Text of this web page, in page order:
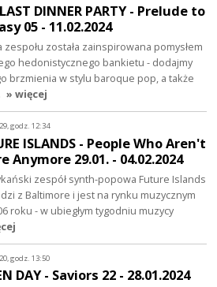
DINNER PARTY - Prelude to
05 - 11.02.2024
zespołu została zainspirowana pomysłem
hedonistycznego bankietu - dodajmy
brzmienia w stylu baroque pop, a także
» więcej
godz. 12:34
ISLANDS - People Who Aren't
Anymore 29.01. - 04.02.2024
zespół synth-popowa Future Islands
z Baltimore i jest na rynku muzycznym
roku - w ubiegłym tygodniu muzycy
godz. 13:50
DAY - Saviors 22 - 28.01.2024